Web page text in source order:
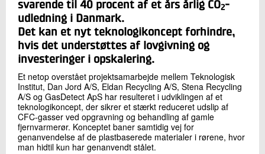
Send
svarende til 40 procent af et års årlig CO2-
udledning i Danmark.
Det kan et nyt teknologikoncept forhindre,
hvis det understøttes af lovgivning og
investeringer i opskalering.
Et netop overstået projektsamarbejde mellem Teknologisk
Institut, Dan Jord A/S, Eldan Recycling A/S, Stena Recycling
A/S og GasDetect ApS har resulteret i udviklingen af et
teknologikoncept, der sikrer et stærkt reduceret udslip af
CFC-gasser ved opgravning og behandling af gamle
fjernvarmerør. Konceptet baner samtidig vej for
genanvendelse af de plastbaserede materialer i rørene, hvor
man hidtil kun har genanvendt stålet.